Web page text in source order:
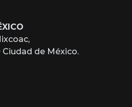
de México.